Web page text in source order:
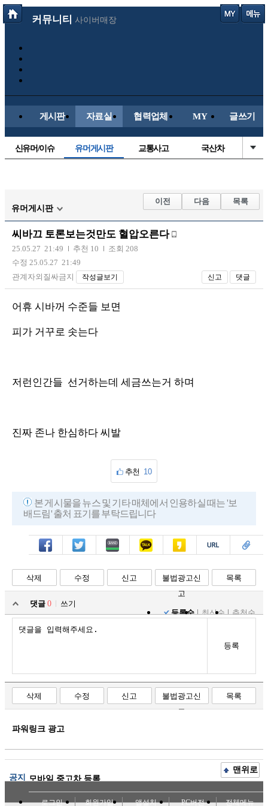
커뮤니티 사이버매장
게시판 자료실 협력업체 MY 글쓰기
신유머/이슈 유머게시판 교통사고 국산차
자유사진 군사/무기
트럭/버스
장착시공사진
유머게시판
이전 다음 목록
씨바끄 토론보는것만도 혈압오른다
25.05.27 21:49 추천 10
조회 208
수정 25.05.27 21:49
관계자외질싸금지
작성글보기 신고 댓글
어휴 시바꺼 수준들 보면
피가 거꾸로 솟는다
저런인간들 선거하는데 세금쓰는거 하며
진짜 존나 한심하다 씨발
추천 10
본 게시물을 뉴스 및 기타 매체에서 인용하실 때는 '보
배드림' 출처 표기를 부탁드립니다
페북 트윗 밴드 카톡 카스 복사 스크랩
삭제 수정 신고
불법광고신
고
목록
댓글 0
쓰기
등록순
최신순 추천순
등록
삭제 수정 신고
불법광고신
고
목록
파워링크 광고
공지 모바일 중고차 등록
맨위로
로그인 회원가입 앱설치 PC버전 전체메뉴